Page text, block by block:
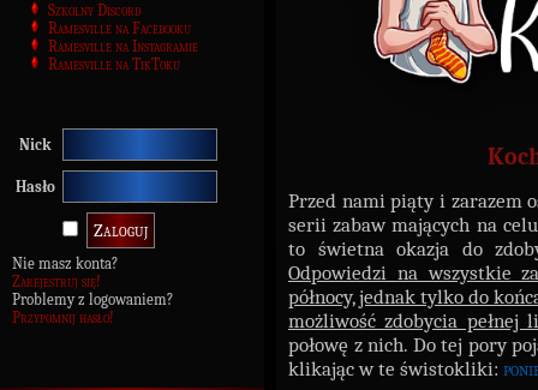
Szkolny Discord
Ramesville na Facebooku
Ramesville na Instagramie
Ramesville na TikToku
Nick
Hasło
Nie masz konta?
Zarejestruj się!
Problemy z logowaniem?
Przypomnij hasło!
Przed nami piąty i zarazem
serii zabaw mających na
to świetna okazja do
Odpowiedzi na wszystkie
północy, jednak tylko do
możliwość zdobycia pełnej
połowę z nich. Do tej pory
klikając w te świstokliki: